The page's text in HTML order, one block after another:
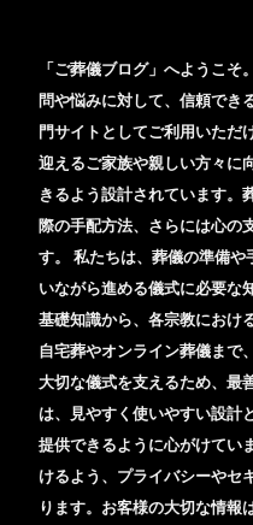
「ご葬儀ブログ」へようこ
問や悩みに対して、信頼でき
門サイトとしてご利用いただ
迎えるご家族や親しい方々に
きるよう設計されています。
際の手配方法、さらには心の
す。 私たちは、葬儀の準備
いながら進める儀式に必要な
基礎知識から、各宗教におけ
自宅葬やオンライン葬儀まで
大切な儀式を支えるため、最
は、見やすく使いやすい設計
提供できるように心がけてい
けるよう、プライバシーやセ
ります。お客様の大切な情報